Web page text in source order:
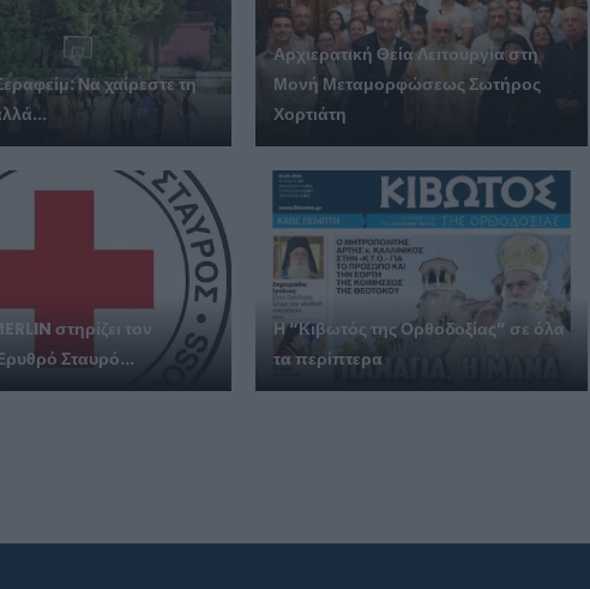
Να χαίρεστε τη
Αρχιερατική Θεία Λειτουργία στη
Μονή Μεταμορφώσεως Σωτήρος
Χορτιάτη
στηρίζει τον
Σταυρό...
Η “Κιβωτός της Ορθοδοξίας” σε όλα
τα περίπτερα